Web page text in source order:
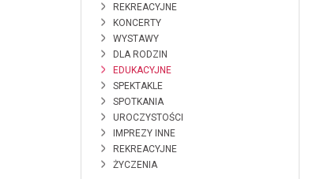
REKREACYJNE
KONCERTY
WYSTAWY
DLA RODZIN
EDUKACYJNE
SPEKTAKLE
SPOTKANIA
UROCZYSTOŚCI
IMPREZY INNE
REKREACYJNE
ŻYCZENIA